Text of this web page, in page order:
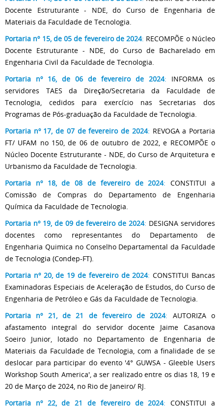
Docente Estruturante - NDE, do Curso de Engenharia de
Materiais da Faculdade de Tecnologia.
Portaria nº 15, de 05 de fevereiro de 2024: RECOMPÕE o Núcleo
Docente Estruturante - NDE, do Curso de Bacharelado em
Engenharia Civil da Faculdade de Tecnologia.
Portaria nº 16, de 06 de fevereiro de 2024: INFORMA os
servidores TAES da Direção/Secretaria da Faculdade de
Tecnologia, cedidos para exercício nas Secretarias dos
Programas de Pós-graduação da Faculdade de Tecnologia.
Portaria nº 17, de 07 de fevereiro de 2024: REVOGA a Portaria
FT/ UFAM no 150, de 06 de outubro de 2022, e RECOMPÕE o
Núcleo Docente Estruturante - NDE, do Curso de Arquitetura e
Urbanismo da Faculdade de Tecnologia.
Portaria nº 18, de 08 de fevereiro de 2024: CONSTITUI a
Comissão de Compras do Departamento de Engenharia
Química da Faculdade de Tecnologia.
Portaria nº 19, de 09 de fevereiro de 2024: DESIGNA servidores
docentes como representantes do Departamento de
Engenharia Quimica no Conselho Departamental da Faculdade
de Tecnologia (Condep-FT).
Portaria nº 20, de 19 de fevereiro de 2024: CONSTITUI Bancas
Examinadoras Especiais de Aceleração de Estudos, do Curso de
Engenharia de Petróleo e Gás da Faculdade de Tecnologia.
Portaria nº 21, de 21 de fevereiro de 2024: AUTORIZA o
afastamento integral do servidor docente Jaime Casanova
Soeiro Junior, lotado no Departamento de Engenharia de
Materiais da Faculdade de Tecnologia, com a finalidade de se
deslocar para participar do evento '4° GUWSA - Gleeble Users
Workshop South America', a ser realizado entre os dias 18, 19 e
20 de Março de 2024, no Rio de Janeiro/ RJ.
Portaria nº 22, de 21 de fevereiro de 2024: CONSTITUI a